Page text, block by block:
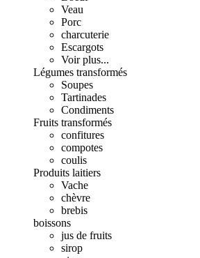
Veau
Porc
charcuterie
Escargots
Voir plus...
Légumes transformés
Soupes
Tartinades
Condiments
Fruits transformés
confitures
compotes
coulis
Produits laitiers
Vache
chèvre
brebis
boissons
jus de fruits
sirop